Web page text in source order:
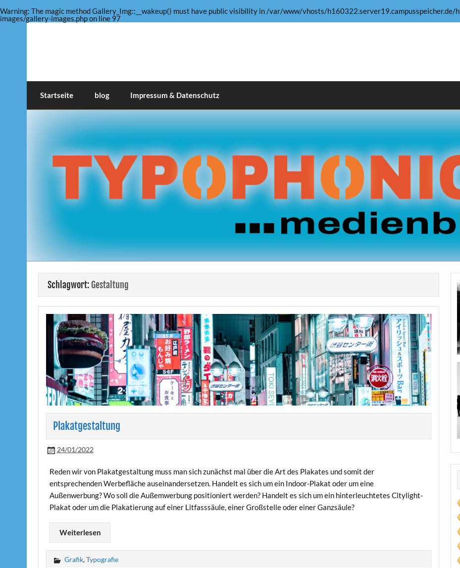
Warning: The magic method Gallery_Img::__wakeup() must have public visibility in/var/www/vhosts/
images/gallery-images.phpon line 97
Skip
Startseite blog Impressum & Datenschutz
Schlagwort: Gestaltung
Plakatgestaltung
24/01/2022
Reden wir von Plakatgestaltung muss man sich zunächst mal über die Art des Plakates und somit der
entsprechenden Werbefläche auseinandersetzen. Handelt es sich um ein Indoor-Plakat oder um eine
Außenwerbung? Wo soll die Außemwerbung positioniert werden? Handelt es sich um ein hinterleuchtetes Citylight-
Plakat oder um die Plakatierung auf einer Litfasssäule, einer Großstelle oder einer Ganzsäule?
Weiterlesen
Grafik,Typografie